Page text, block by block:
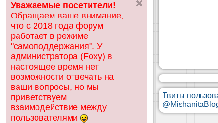
ск
Уважаемые посетители!
Обращаем ваше внимание,
что с 2018 года форум
работает в режиме
"самоподдержания". У
администратора (Foxy) в
настоящее время нет
возможности отвечать на
ваши вопросы, но мы
приветствуем
взаимодействие между
пользователями
Твиты